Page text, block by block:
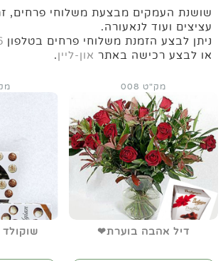
שושנת העמקים מבצעת משלוחי פרחים,
עציצים ועוד לנאעורה.
ניתן לבצע הזמנת משלוחי פרחים בטלפון
או לבצע רכישה באתר און-ליין.
דיל אהבה בוערת❤
מק"ט 008